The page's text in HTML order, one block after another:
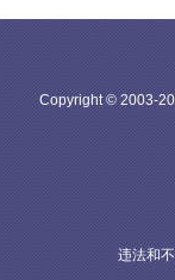
Copyright © 2003-
违法和